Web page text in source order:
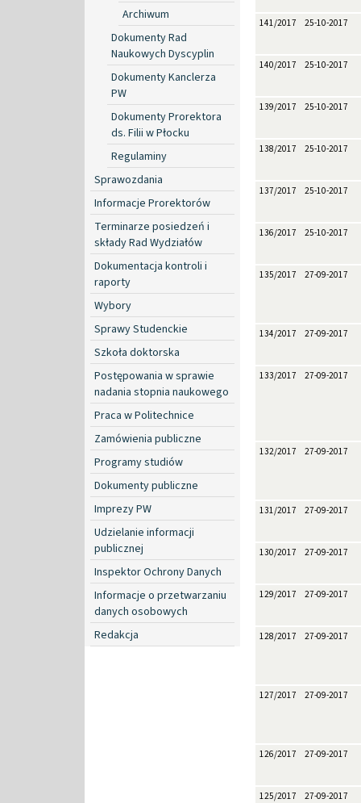
Archiwum
Dokumenty Rad
Naukowych Dyscyplin
Dokumenty Kanclerza
PW
Dokumenty Prorektora
ds. Filii w Płocku
Regulaminy
Sprawozdania
Informacje Prorektorów
Terminarze posiedzeń i
składy Rad Wydziałów
Dokumentacja kontroli i
raporty
Wybory
Sprawy Studenckie
Szkoła doktorska
Postępowania w sprawie
nadania stopnia naukowego
Praca w Politechnice
Zamówienia publiczne
Programy studiów
Dokumenty publiczne
Imprezy PW
Udzielanie informacji
publicznej
Inspektor Ochrony Danych
Informacje o przetwarzaniu
danych osobowych
Redakcja
141/2017 25-10-2017
140/2017 25-10-2017
139/2017 25-10-2017
138/2017 25-10-2017
137/2017 25-10-2017
136/2017 25-10-2017
135/2017 27-09-2017
134/2017 27-09-2017
133/2017 27-09-2017
132/2017 27-09-2017
131/2017 27-09-2017
130/2017 27-09-2017
129/2017 27-09-2017
128/2017 27-09-2017
127/2017 27-09-2017
126/2017 27-09-2017
125/2017 27-09-2017